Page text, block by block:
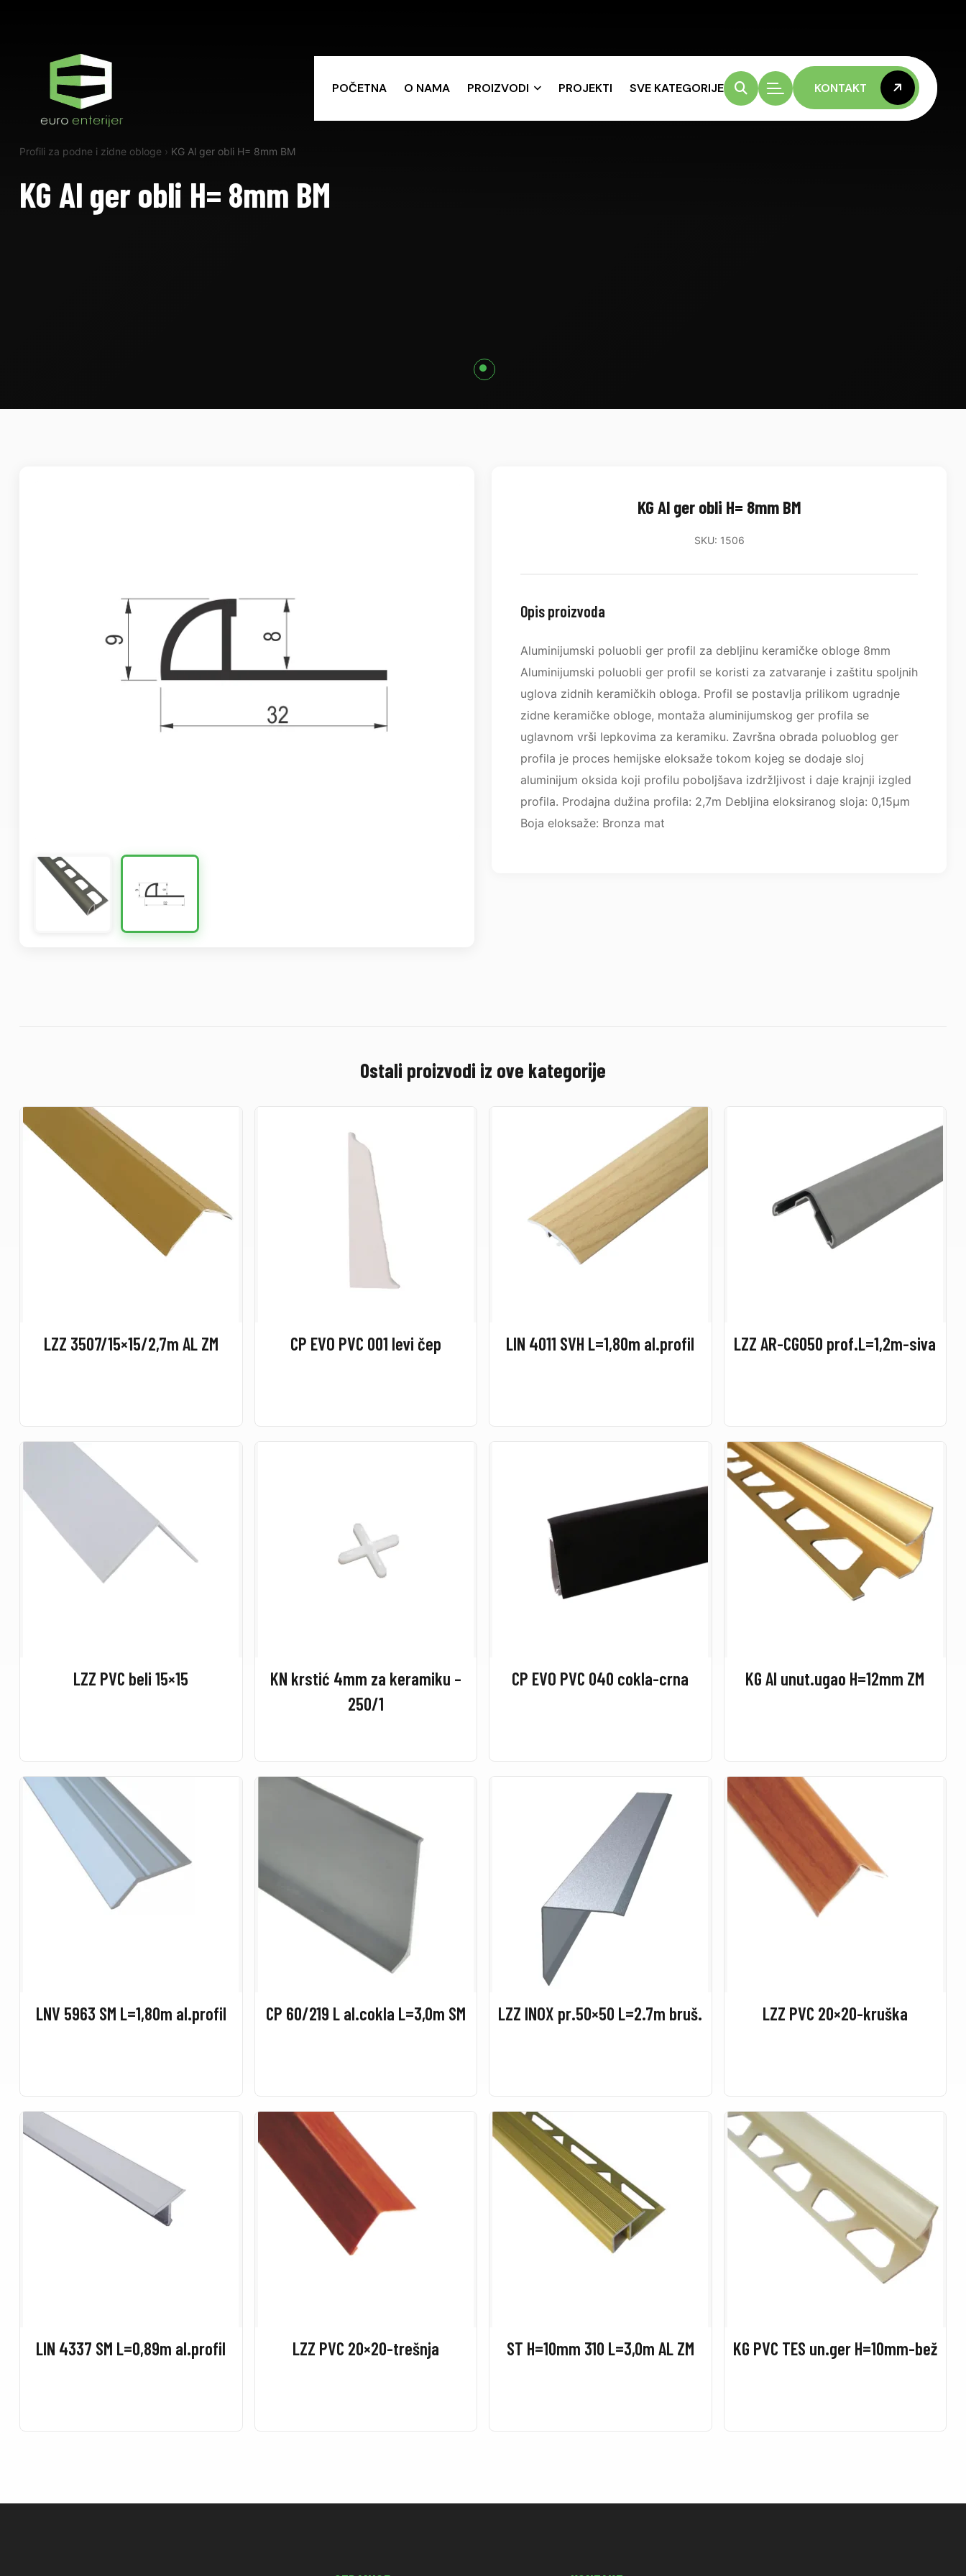
POČETNA O NAMA PROIZVODI PROJEKTI SVE KATEGORIJE KONTAKT
KONTAKT
Profili za podne i zidne obloge › KG Al ger obli H= 8mm BM
KG Al ger obli H= 8mm BM
KG Al ger obli H= 8mm BM
SKU: 1506
Opis proizvoda
Aluminijumski poluobli ger profil za debljinu keramičke obloge 8mm
Aluminijumski poluobli ger profil se koristi za zatvaranje i zaštitu spoljnih
uglova zidnih keramičkih obloga. Profil se postavlja prilikom ugradnje
zidne keramičke obloge, montaža aluminijumskog ger profila se
uglavnom vrši lepkovima za keramiku. Završna obrada poluoblog ger
profila je proces hemijske eloksaže tokom kojeg se dodaje sloj
aluminijum oksida koji profilu poboljšava izdržljivost i daje krajnji izgled
profila. Prodajna dužina profila: 2,7m Debljina eloksiranog sloja: 0,15µm
Boja eloksaže: Bronza mat
Ostali proizvodi iz ove kategorije
LZZ 3507/15×15/2,7m AL ZM CP EVO PVC 001 levi čep LIN 4011 SVH L=1,80m al.profil LZZ AR-CG050 prof.L=1,2m-siva
LZZ PVC beli 15×15
KN krstić 4mm za keramiku –
250/1
CP EVO PVC 040 cokla-crna KG Al unut.ugao H=12mm ZM
LNV 5963 SM L=1,80m al.profil CP 60/219 L al.cokla L=3,0m SM LZZ INOX pr.50×50 L=2.7m bruš. LZZ PVC 20×20-kruška
LIN 4337 SM L=0,89m al.profil LZZ PVC 20×20-trešnja ST H=10mm 310 L=3,0m AL ZM KG PVC TES un.ger H=10mm-bež